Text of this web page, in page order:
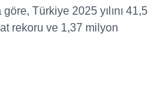
Türkiye 2025 yılını 41,5
rekoru ve 1,37 milyon